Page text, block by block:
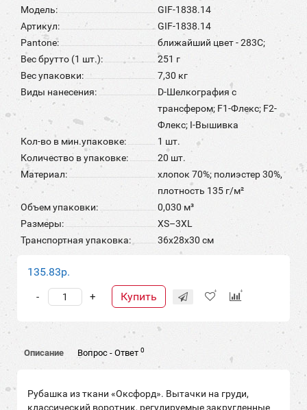
Модель:
GIF-1838.14
Артикул:
GIF-1838.14
Pantone:
ближайший цвет - 283C;
Вес брутто (1 шт.):
251 г
Вес упаковки:
7,30 кг
Виды нанесения:
D-Шелкография с
трансфером; F1-Флекс; F2-
Флекс; I-Вышивка
Кол-во в мин.упаковке:
1 шт.
Количество в упаковке:
20 шт.
Материал:
хлопок 70%; полиэстер 30%,
плотность 135 г/м²
Объем упаковки:
0,030 м³
Размеры:
XS–3XL
Транспортная упаковка:
36x28x30 см
135.83р.
+
- Купить
Описание Вопрос - Ответ 0
Рубашка из ткани «Оксфорд». Вытачки на груди,
классический воротник, регулируемые закругленные